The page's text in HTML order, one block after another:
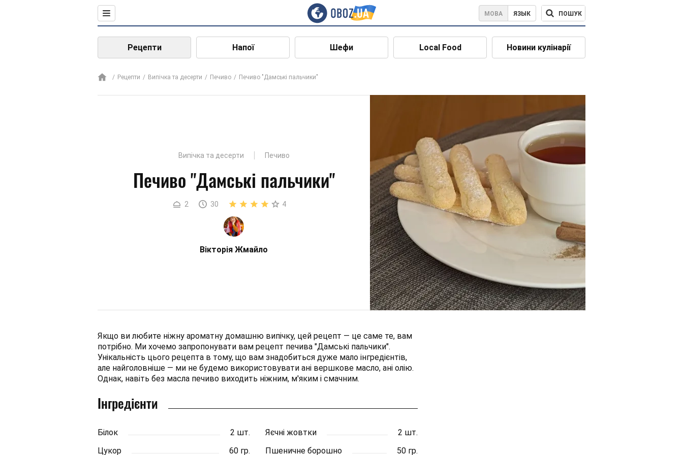
МОВА ЯЗЫК ПОШУК
Рецепти Напої Шефи Local Food Новини кулінарії
Рецепти Випічка та десерти Печиво Печиво "Дамські пальчики"
Випічка та десерти Печиво
Печиво "Дамські пальчики"
2 30 4
Вікторія Жмайло
Якщо ви любите ніжну ароматну домашню випічку, цей рецепт — це саме те, вам
потрібно. Ми хочемо запропонувати вам рецепт печива "Дамські пальчики".
Унікальність цього рецепта в тому, що вам знадобиться дуже мало інгредієнтів,
але найголовніше — ми не будемо використовувати ані вершкове масло, ані олію.
Однак, навіть без масла печиво виходить ніжним, м'яким і смачним.
Інгредієнти
Білок 2 шт. Яєчні жовтки
2 шт.
Цукор
60 гр. Пшеничне борошно
50 гр.